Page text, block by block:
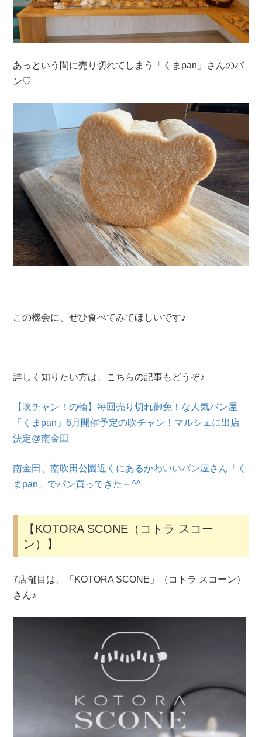
あっという間に売り切れてしまう「くまpan」さんのパ
ン♡
この機会に、ぜひ食べてみてほしいです♪
詳しく知りたい方は、こちらの記事もどうぞ♪
【吹チャン！の輪】毎回売り切れ御免！な人気パン屋
「くまpan」6月開催予定の吹チャン！マルシェに出店
決定@南金田
南金田、南吹田公園近くにあるかわいいパン屋さん「く
まpan」でパン買ってきた～^^
【KOTORA SCONE（コトラ スコー
ン）】
7店舗目は、「KOTORA SCONE」（コトラ スコーン）
さん♪